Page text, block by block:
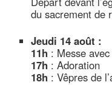
du sacrement de
Jeudi 14 août :
11h : Messe
17h : Adoration
18h : Vêpres de